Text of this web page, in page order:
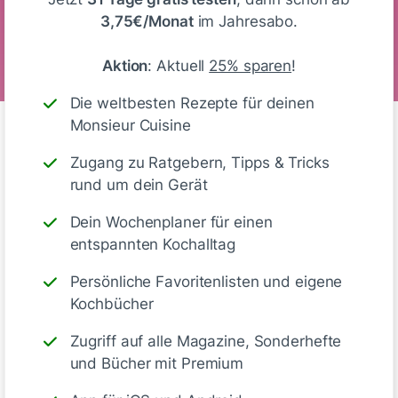
3,75€/Monatim Jahresabo.
Aktion: Aktuell 25% sparen!
Die weltbesten Rezepte für deinen
Monsieur Cuisine
Zugang zu Ratgebern, Tipps & Tricks
rund um dein Gerät
Dein Wochenplaner für einen
entspannten Kochalltag
Persönliche Favoritenlisten und eigene
Kochbücher
Zugriff auf alle Magazine, Sonderhefte
und Bücher mit Premium
Kalorien Eiweiß KH Fett
Kommentare(4)
🙂 1500 Speichern